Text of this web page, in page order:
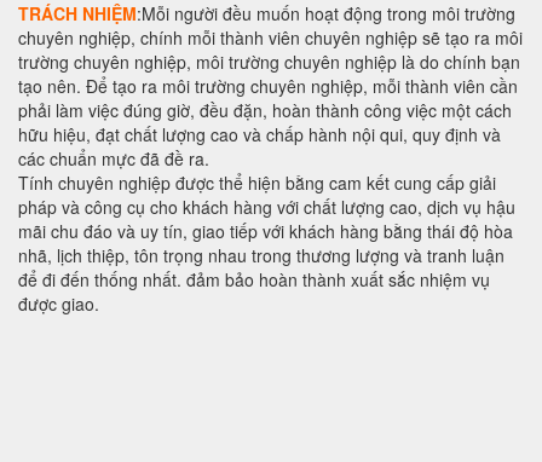
TRÁCH NHIỆM:Mỗi người đều muốn hoạt động trong môi trường
chuyên nghiệp, chính mỗi thành viên chuyên nghiệp sẽ tạo ra môi
trường chuyên nghiệp, môi trường chuyên nghiệp là do chính bạn
tạo nên. Để tạo ra môi trường chuyên nghiệp, mỗi thành viên cần
phải làm việc đúng giờ, đều đặn, hoàn thành công việc một cách
hữu hiệu, đạt chất lượng cao và chấp hành nội qui, quy định và
các chuẩn mực đã đề ra.
Tính chuyên nghiệp được thể hiện bằng cam kết cung cấp giải
pháp và công cụ cho khách hàng với chất lượng cao, dịch vụ hậu
mãi chu đáo và uy tín, giao tiếp với khách hàng bằng thái độ hòa
nhã, lịch thiệp, tôn trọng nhau trong thương lượng và tranh luận
để đi đến thống nhất. đảm bảo hoàn thành xuất sắc nhiệm vụ
được giao.